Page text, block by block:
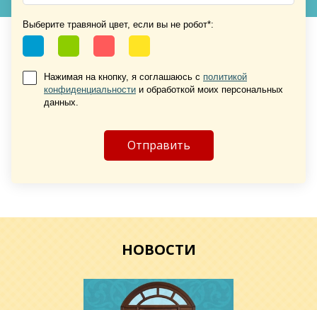
Хочу такую
Хочу такую
Выберите травяной цвет, если вы не робот*:
Нажимая на кнопку, я соглашаюсь с политикой
конфиденциальности и обработкой моих персональных
данных.
НОВОСТИ